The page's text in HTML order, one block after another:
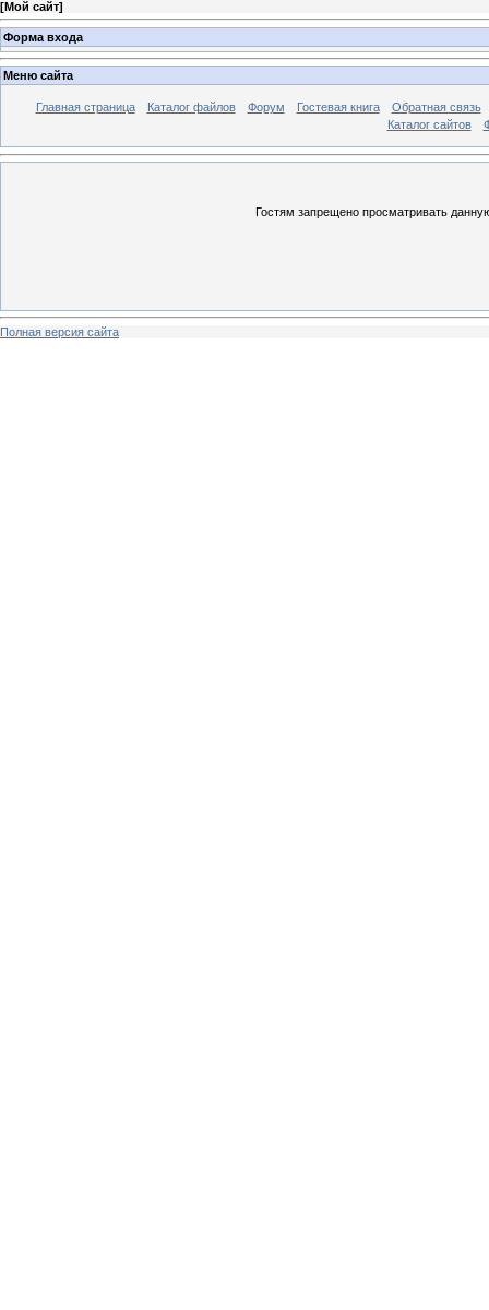
[Мой сайт]
Форма входа
Меню сайта
Главная страница Каталог файлов Форум Гостевая книга
Обратная связь
Каталог сайтов
Гостям запрещено просматривать
Полная версия сайта